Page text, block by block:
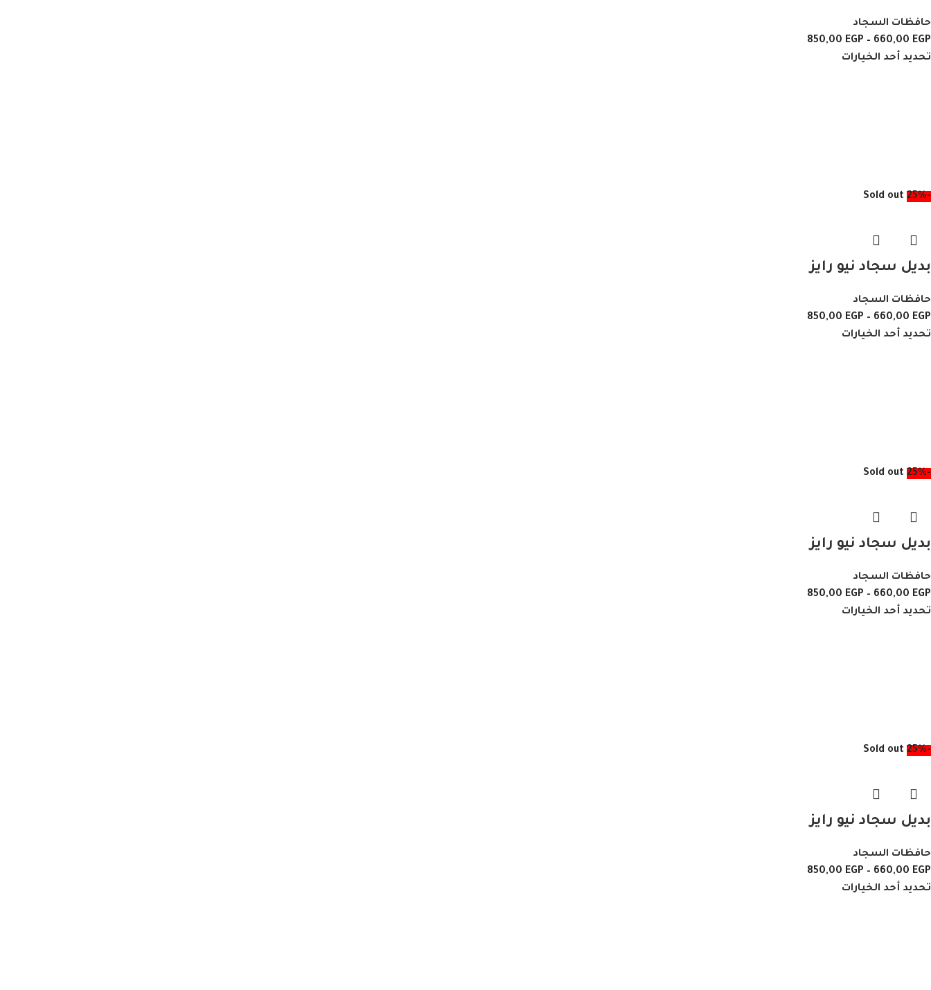
حافظات السجاد
660,00 EGP
–
850,00 EGP
تحديد أحد الخيارات
-25%
Sold out
بديل سجاد نيو رايز
حافظات السجاد
660,00 EGP
–
850,00 EGP
تحديد أحد الخيارات
-25%
Sold out
بديل سجاد نيو رايز
حافظات السجاد
660,00 EGP
–
850,00 EGP
تحديد أحد الخيارات
-25%
Sold out
بديل سجاد نيو رايز
حافظات السجاد
660,00 EGP
–
850,00 EGP
تحديد أحد الخيارات